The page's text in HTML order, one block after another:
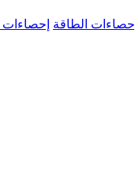
إحصاءات الطاقة إحصاءات